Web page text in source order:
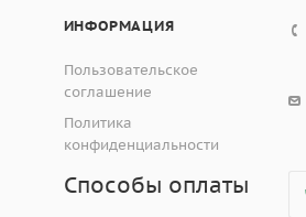
ИНФОРМАЦИЯ
Пользовательское
соглашение
Политика
конфиденциальности
Способы оплаты